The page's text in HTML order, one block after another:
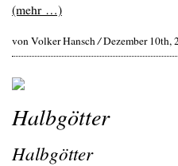
(mehr …)
von Volker Hansch/Dezember 10th,
Halbgötter
Halbgötter